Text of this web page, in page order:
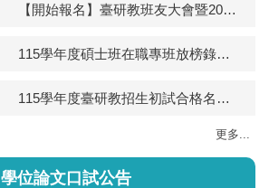
【開始報名】臺研教班友大會暨2026年小畢典，等你回來相聚！
115學年度碩士班在職專班放榜錄取名單(含報到須知)
115學年度臺研教招生初試合格名單與複試通知
更多...
學位論文口試公告